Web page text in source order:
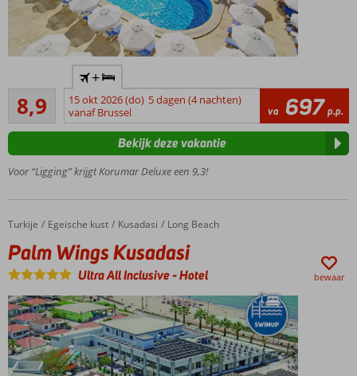
Schitterend
uitzicht op
de haven
van
Kusadasi
service en
vriendelijk
personeel
van
Kusadasi
op 2 km
afstand
8,9
Aanrader
78
beoordelingen
+
15 okt 2026 (do) 5 dagen (4 nachten)
vanaf Brussel
va 697 p.p.
Voor “Ligging” krijgt Korumar Deluxe een 9,3!
Bekijk deze vakantie
Home
Turkije Egeische kust Kusadasi Long Beach
Palm Wings Kusadasi
Palm Wings Kusadasi
Ultra All Inclusive-Hotel bewaar